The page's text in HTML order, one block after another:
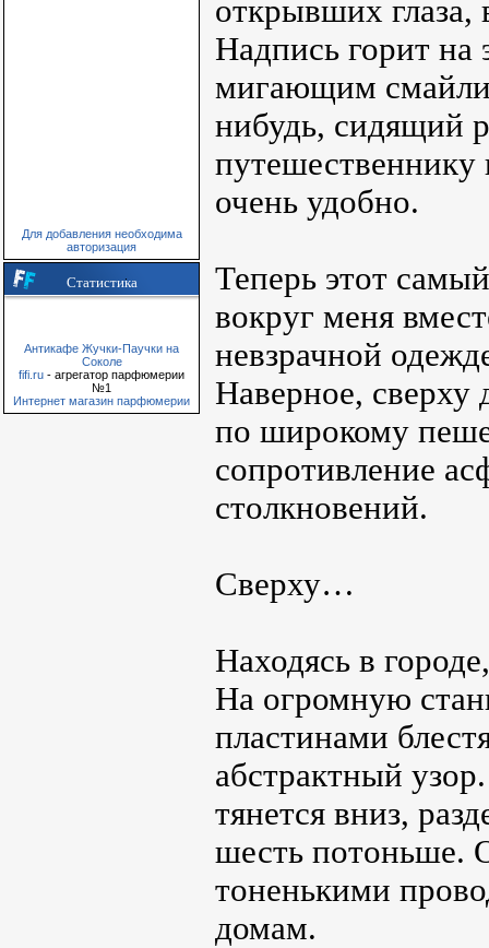
Для добавления необходима
авторизация
Статистика
Антикафе Жучки-Паучки на
Соколе
fifi.ru - агрегатор парфюмерии
№1
Интернет магазин парфюмерии
открывших
Надпись горит на
мигающим
нибудь, сидящий
путешественнику
очень удобно.
Теперь этот
вокруг меня
невзрачной
Наверное, сверху
по широкому
сопротивление
столкновений.
Сверху…
Находясь в
На огромную
пластинами
абстрактный
тянется вниз,
шесть потоньше.
тоненькими
домам.